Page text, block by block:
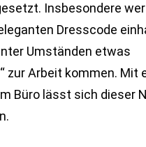
Insbesondere
Dresscode
Umständen etwas
zur Arbeit kommen. Mit
Büro lässt sich dieser